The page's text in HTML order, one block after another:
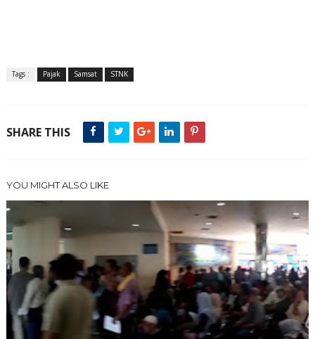
Tags : Pajak Samsat STNK
SHARE THIS
YOU MIGHT ALSO LIKE